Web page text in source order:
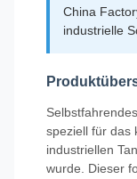
China
industrielle
speziell für das
industriellen
wurde. Dieser